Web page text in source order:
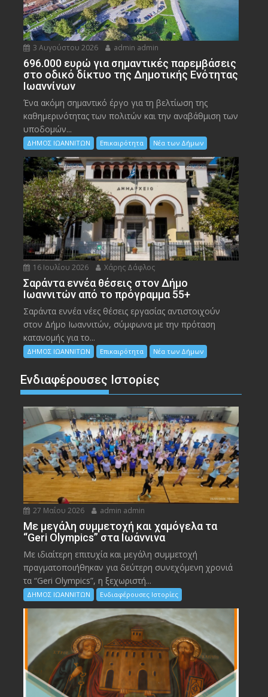
3 Αυγούστου 2026 admin admin
696.000 ευρώ για σημαντικές παρεμβάσεις
στο οδικό δίκτυο της Δημοτικής Ενότητας
Ιωαννίνων
Ένα ακόμη σημαντικό έργο για τη βελτίωση της
καθημερινότητας των πολιτών και την αναβάθμιση των
υποδομών...
ΔΗΜΟΣ ΙΩΑΝΝΙΤΩΝ Επικαιρότητα Νέα των Δήμων
16 Ιουλίου 2026 Χάρης Δάφλος
Σαράντα εννέα θέσεις στον Δήμο
Ιωαννιτών από το πρόγραμμα 55+
Σαράντα εννέα νέες θέσεις εργασίας αντιστοιχούν
στον Δήμο Ιωαννιτών, σύμφωνα με την πρόταση
κατανομής για το...
ΔΗΜΟΣ ΙΩΑΝΝΙΤΩΝ Επικαιρότητα Νέα των Δήμων
Ενδιαφέρουσες Ιστορίες
27 Μαΐου 2026 admin admin
Με μεγάλη συμμετοχή και χαμόγελα τα
“Geri Olympics” στα Ιωάννινα
Με ιδιαίτερη επιτυχία και μεγάλη συμμετοχή
πραγματοποιήθηκαν για δεύτερη συνεχόμενη χρονιά
τα “Geri Olympics”, η ξεχωριστή...
ΔΗΜΟΣ ΙΩΑΝΝΙΤΩΝ Ενδιαφέρουσες Ιστορίες